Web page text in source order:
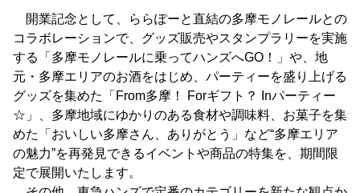
開業記念として、ららぽーと直結の多摩モノレールとの
コラボレーションで、グッズ販売やスタンプラリーを実施
する「多摩モノレールに乗ってハンズへGO！」や、地
元・多摩エリアのお酒をはじめ、パーティーを盛り上げる
グッズを集めた「From多摩！ Forギフト？ Inパーティー
☆」、多摩地域にゆかりのある食材や調味料、お菓子を集
めた「おいしい多摩さん、ありがとう」など“多摩エリア
の魅力”を再発見できるイベントや商品の特集を、期間限
定で展開いたします。